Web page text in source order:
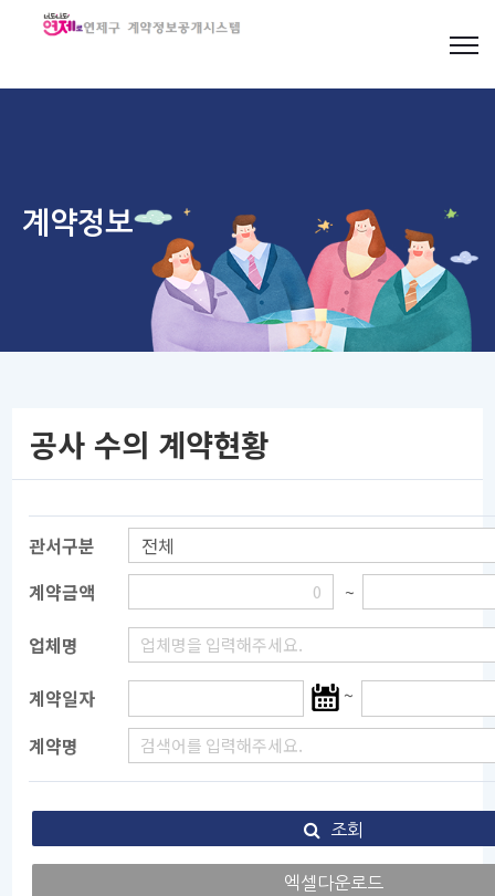
계약정보
공사 수의 계약현황
관서구분
계약금액
~
업체명
계약일자
시
작
선
~
계약명
조회
엑셀다운로드